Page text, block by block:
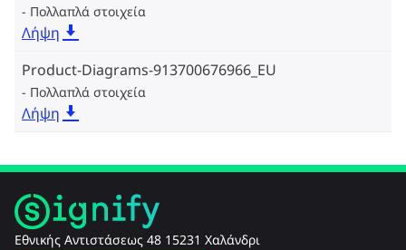
Πολλαπλά στοιχεία
Λήψη
Product-Diagrams-913700676966_EU
Πολλαπλά στοιχεία
Λήψη
Εθνικής Αντιστάσεως 48 15231 Χαλάνδρι